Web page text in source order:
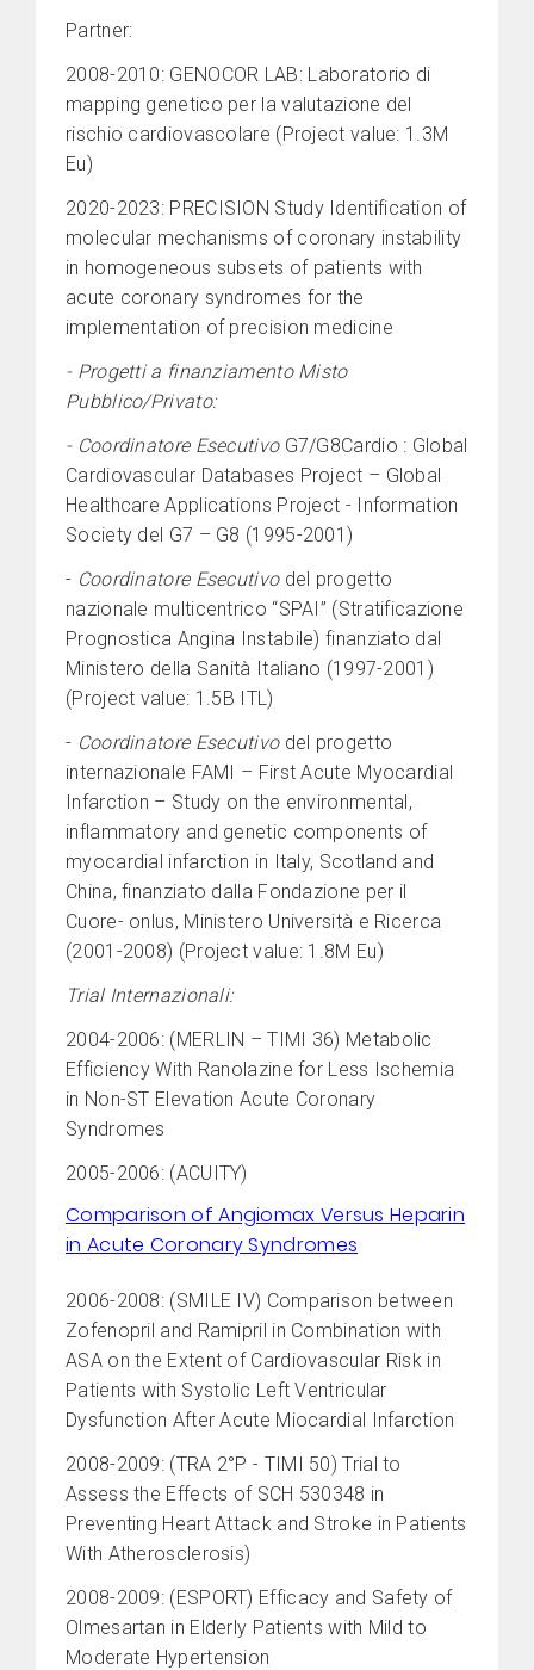
Partner:
2008-2010: GENOCOR LAB: Laboratorio di
mapping genetico per la valutazione del
rischio cardiovascolare (Project value: 1.3M
Eu)
2020-2023: PRECISION Study Identification of
molecular mechanisms of coronary instability
in homogeneous subsets of patients with
acute coronary syndromes for the
implementation of precision medicine
- Progetti a finanziamento Misto
Pubblico/Privato:
- Coordinatore EsecutivoG7/G8Cardio : Global
Cardiovascular Databases Project – Global
Healthcare Applications Project - Information
Society del G7 – G8 (1995-2001)
- Coordinatore Esecutivodel progetto
nazionale multicentrico “SPAI” (Stratificazione
Prognostica Angina Instabile) finanziato dal
Ministero della Sanità Italiano (1997-2001)
(Project value: 1.5B ITL)
- Coordinatore Esecutivo del progetto
internazionale FAMI – First Acute Myocardial
Infarction – Study on the environmental,
inflammatory and genetic components of
myocardial infarction in Italy, Scotland and
China, finanziato dalla Fondazione per il
Cuore- onlus, Ministero Università e Ricerca
(2001-2008) (Project value: 1.8M Eu)
Trial Internazionali:
2004-2006: (MERLIN – TIMI 36) Metabolic
Efficiency With Ranolazine for Less Ischemia
in Non-ST Elevation Acute Coronary
Syndromes
2005-2006: (ACUITY)
Comparison of Angiomax Versus Heparin
in Acute Coronary Syndromes
2006-2008: (SMILE IV) Comparison between
Zofenopril and Ramipril in Combination with
ASA on the Extent of Cardiovascular Risk in
Patients with Systolic Left Ventricular
Dysfunction After Acute Miocardial Infarction
2008-2009: (TRA 2°P - TIMI 50) Trial to
Assess the Effects of SCH 530348 in
Preventing Heart Attack and Stroke in Patients
With Atherosclerosis)
2008-2009: (ESPORT) Efficacy and Safety of
Olmesartan in Elderly Patients with Mild to
Moderate Hypertension